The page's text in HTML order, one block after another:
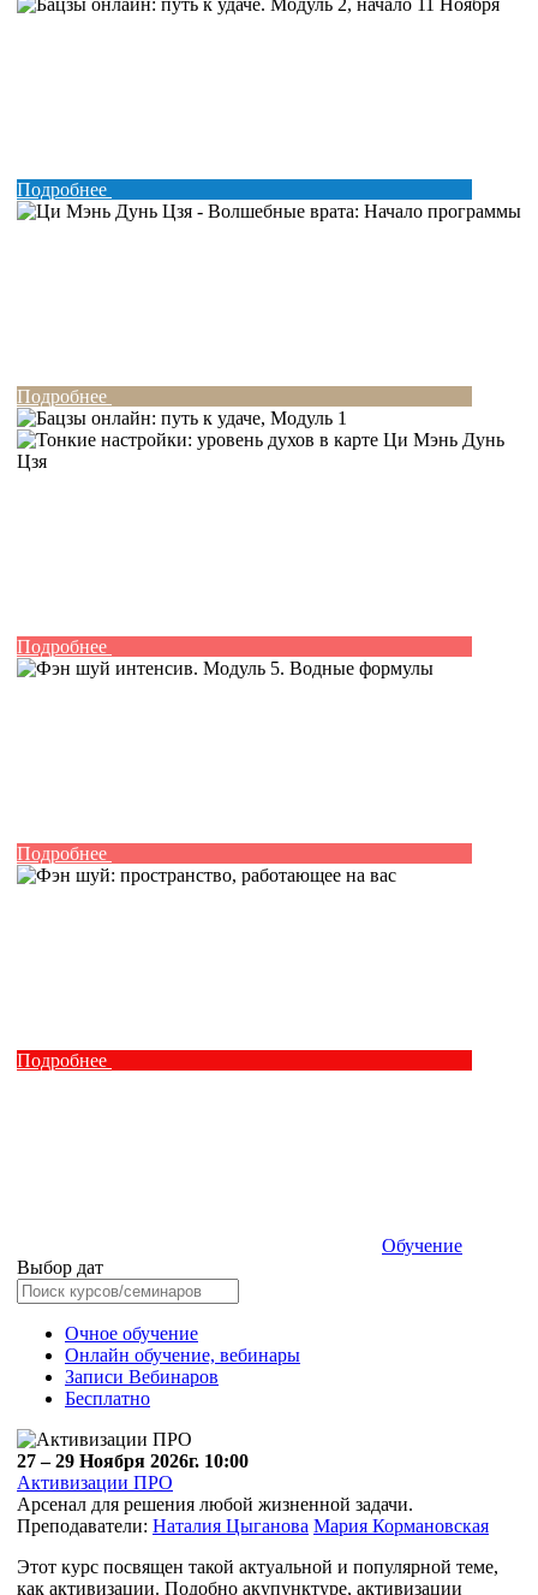
Подробнее
Подробнее
Подробнее
Подробнее
Подробнее
Обучение
Выбор дат
Очное обучение
Онлайн обучение, вебинары
Записи Вебинаров
Бесплатно
27 – 29 Ноября 2026г. 10:00
Активизации ПРО
Арсенал для решения любой жизненной задачи.
Преподаватели: Наталия Цыганова Мария Кормановская
Этот курс посвящен такой актуальной и популярной теме,
как активизации. Подобно акупунктуре, активизации